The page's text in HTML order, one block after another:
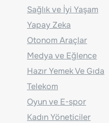
Sağlık ve İyi Yaşam
Yapay Zeka
Otonom Araçlar
Medya ve Eğlence
Hazır Yemek Ve Gıda
Telekom
Oyun ve E-spor
Kadın Yöneticiler